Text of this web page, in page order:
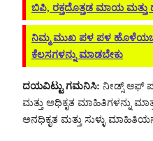
ಬಿಪಿ, ರಕ್ತದೊತ್ತಡ ಮಾಯ ಮತ್ತು
ನಿಮ್ಮ ಮುಖ ಪಳ ಪಳ
ಕೆಲಸಗಳನ್ನು ಮಾಡಬೇಕು
ದಯವಿಟ್ಟು ಗಮನಿಸಿ: ನೀಡ್ಸ್ ಆಫ್
ಮತ್ತು ಅಧಿಕೃತ ಮಾಹಿತಿಗಳನ್ನು
ಅನಧಿಕೃತ ಮತ್ತು ಸುಳ್ಳು